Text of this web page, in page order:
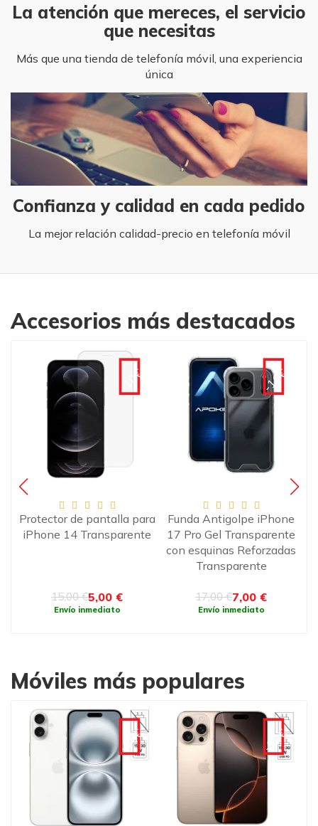
La atención que mereces, el servicio
que necesitas
Más que una tienda de telefonía móvil, una experiencia
única
Confianza y calidad en cada pedido
La mejor relación calidad-precio en telefonía móvil
Accesorios más destacados
-10€
Protector de pantalla para
iPhone 14 Transparente
15,00 €5,00 €
Envío inmediato
-10€
Funda Antigolpe iPhone
17 Pro Gel Transparente
con esquinas Reforzadas
Transparente
17,00 €7,00 €
Envío inmediato
Móviles más populares
-90€ -90€